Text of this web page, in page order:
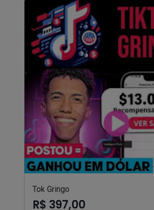
Tok Gringo
R$ 397,00